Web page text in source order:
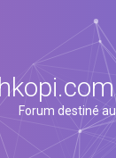
Forum destiné